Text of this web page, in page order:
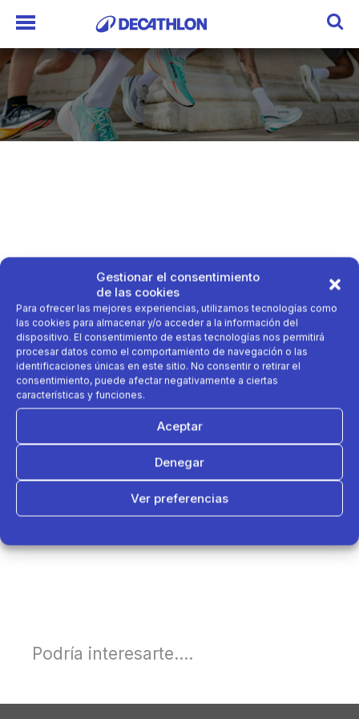
Gestionar el consentimiento
de las cookies
Para ofrecer las mejores experiencias, utilizamos tecnologías como
las cookies para almacenar y/o acceder a la información del
dispositivo. El consentimiento de estas tecnologías nos permitirá
procesar datos como el comportamiento de navegación o las
identificaciones únicas en este sitio. No consentir o retirar el
consentimiento, puede afectar negativamente a ciertas
características y funciones.
Aceptar
Denegar
Ver preferencias
Podría interesarte....